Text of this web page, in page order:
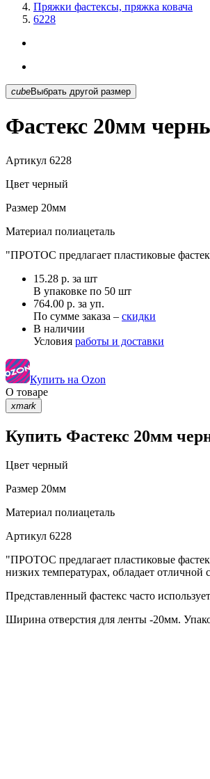
Пряжки фастексы, пряжка ковача
6228
cubeВыбрать другой размер
Фастекс 20мм
Артикул 6228
Цвет черный
Размер 20мм
Материал полиацеталь
"ПРОТОС предлагает пластиковые
15.28 р. за шт
В упаковке по 50 шт
764.00 р. за уп.
По сумме заказа – скидки
В наличии
Условия работы и доставки
Купить на Ozon
О товаре
xmark
Купить Фастекс 20мм
Цвет черный
Размер 20мм
Материал полиацеталь
Артикул 6228
"ПРОТОС предлагает пластиковые
низких температурах, обладает
Представленный фастекс часто
Ширина отверстия для ленты -20мм.